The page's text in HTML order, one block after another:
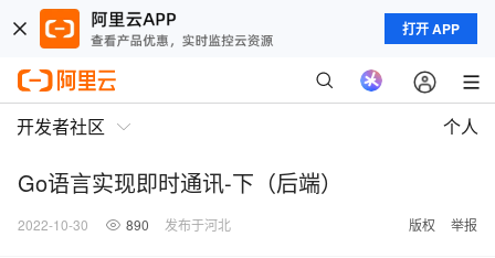
打开 APP
开发者社区 个人
Go语言实现即时通讯-下（后端）
2022-10-30 890 发布于河北 版权 举报